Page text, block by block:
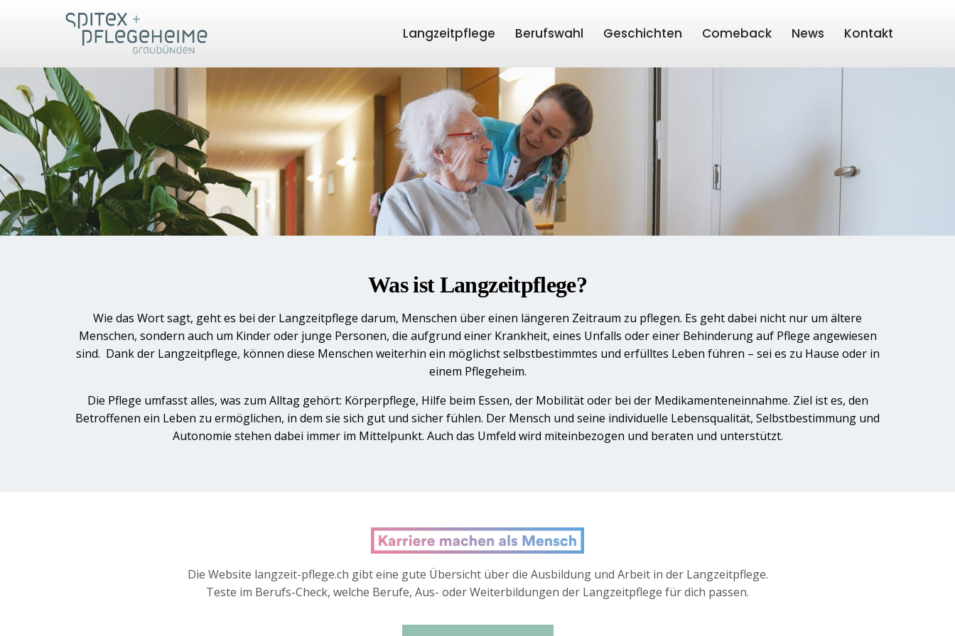
Langzeitpflege Berufswahl Geschichten Comeback News Kontakt
Was ist Langzeitpflege?
Wie das Wort sagt, geht es bei der Langzeitpflege darum, Menschen über einen längeren Zeitraum zu pflegen. Es geht dabei nicht nur um ältere
Menschen, sondern auch um Kinder oder junge Personen, die aufgrund einer Krankheit, eines Unfalls oder einer Behinderung auf Pflege angewiesen
sind. Dank der Langzeitpflege, können diese Menschen weiterhin ein möglichst selbstbestimmtes und erfülltes Leben führen – sei es zu Hause oder in
einem Pflegeheim.
Die Pflege umfasst alles, was zum Alltag gehört: Körperpflege, Hilfe beim Essen, der Mobilität oder bei der Medikamenteneinnahme. Ziel ist es, den
Betroffenen ein Leben zu ermöglichen, in dem sie sich gut und sicher fühlen. Der Mensch und seine individuelle Lebensqualität, Selbstbestimmung und
Autonomie stehen dabei immer im Mittelpunkt. Auch das Umfeld wird miteinbezogen und beraten und unterstützt.
Die Website langzeit-pflege.ch gibt eine gute Übersicht über die Ausbildung und Arbeit in der Langzeitpflege.
Teste im Berufs-Check, welche Berufe, Aus- oder Weiterbildungen der Langzeitpflege für dich passen.